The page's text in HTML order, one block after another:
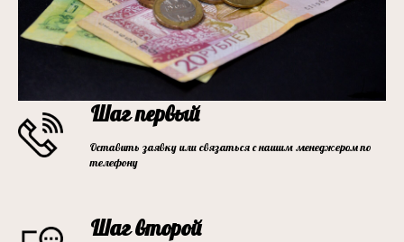
Шаг первый
Оставить заявку или связаться с нашим менеджером по
телефону
Шаг второй